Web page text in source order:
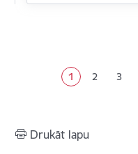
Pašreizējā lapa
1 Lapa
2 Lapa
3
Drukāt lapu